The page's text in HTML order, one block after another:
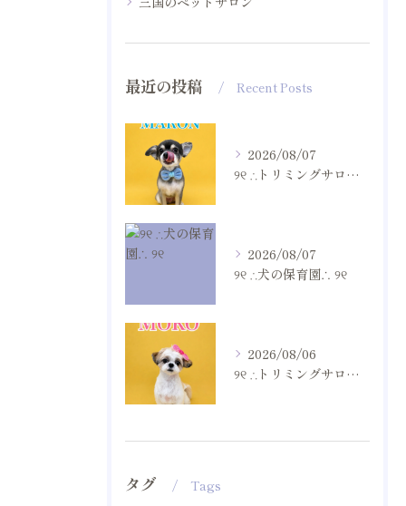
最近の投稿 Recent Posts
2026/08/07
୨୧ ∴トリミングサロン∴ ୨୧
2026/08/07
୨୧ ∴犬の保育園∴ ୨୧
2026/08/06
୨୧ ∴トリミングサロン∴ ୨୧
タグ Tags